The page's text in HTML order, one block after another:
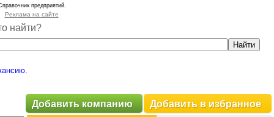
предприятий.
Реклама на сайте
найти?
.
Добавить компанию Добавить в избранное